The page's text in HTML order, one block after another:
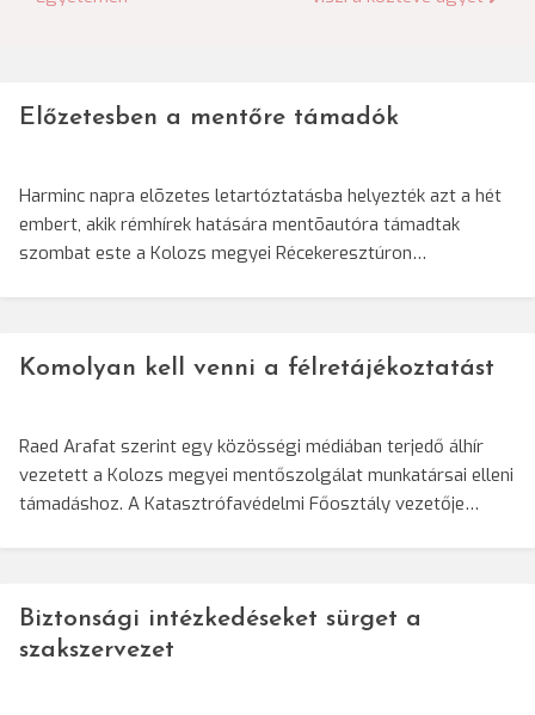
navigáció
Előzetesben a mentőre támadók
Harminc napra elõzetes letartóztatásba helyezték azt a hét
embert, akik rémhírek hatására mentõautóra támadtak
szombat este a Kolozs megyei Récekeresztúron…
Komolyan kell venni a félretájékoztatást
Raed Arafat szerint egy közösségi médiában terjedő álhír
vezetett a Kolozs megyei mentőszolgálat munkatársai elleni
támadáshoz. A Katasztrófavédelmi Főosztály vezetője…
Biztonsági intézkedéseket sürget a
szakszervezet